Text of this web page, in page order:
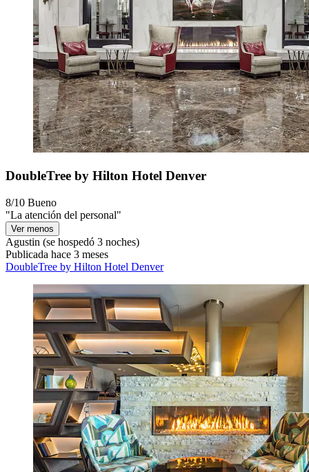
DoubleTree by Hilton Hotel Denver
8/10 Bueno
"La atención del personal"
Ver menos
Agustin (se hospedó 3 noches)
Publicada hace 3 meses
DoubleTree by Hilton Hotel Denver